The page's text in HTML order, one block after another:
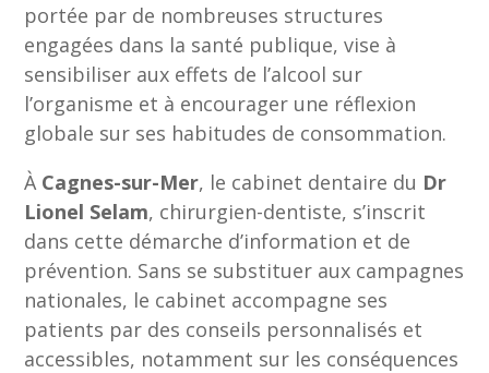
portée par de nombreuses structures
engagées dans la santé publique, vise à
sensibiliser aux effets de l’alcool sur
l’organisme et à encourager une réflexion
globale sur ses habitudes de consommation.
À Cagnes-sur-Mer, le cabinet dentaire du Dr
Lionel Selam, chirurgien-dentiste, s’inscrit
dans cette démarche d’information et de
prévention. Sans se substituer aux campagnes
nationales, le cabinet accompagne ses
patients par des conseils personnalisés et
accessibles, notamment sur les conséquences